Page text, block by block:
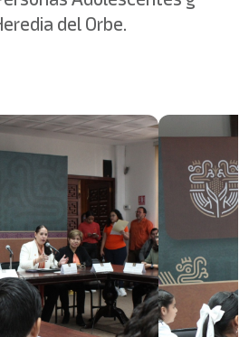
del Orbe.